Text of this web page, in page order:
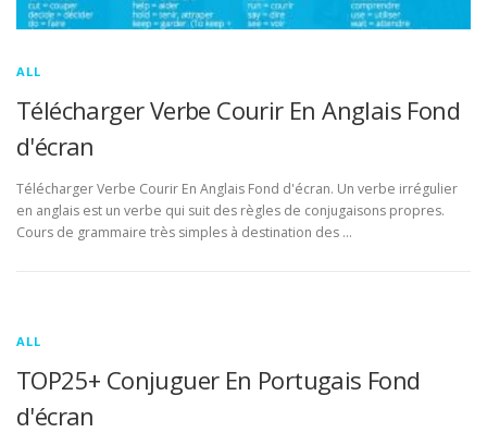
ALL
Télécharger Verbe Courir En Anglais Fond
d'écran
Télécharger Verbe Courir En Anglais Fond d'écran. Un verbe irrégulier
en anglais est un verbe qui suit des règles de conjugaisons propres.
Cours de grammaire très simples à destination des …
ALL
TOP25+ Conjuguer En Portugais Fond
d'écran